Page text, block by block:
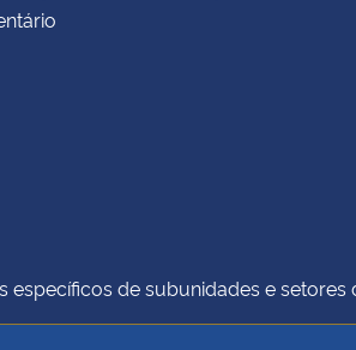
específicos de subunidades e setores